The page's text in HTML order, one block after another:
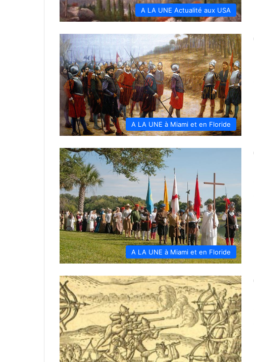
A LA UNE Actualité aux USA
A LA UNE à Miami et en Floride
A LA UNE à Miami et en Floride